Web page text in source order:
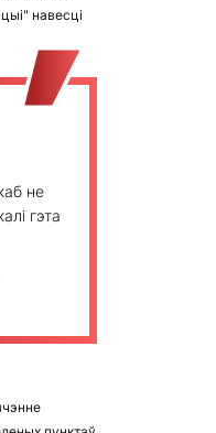
навесці
не
гэта